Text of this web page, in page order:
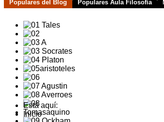
Populares del Blog Populares Aula Filosofía
Está aquí:
Inicio